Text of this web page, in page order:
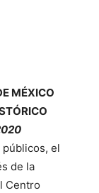
MÉXICO
el
de la
Centro